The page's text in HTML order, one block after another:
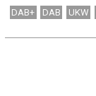
DAB+ DAB UKW